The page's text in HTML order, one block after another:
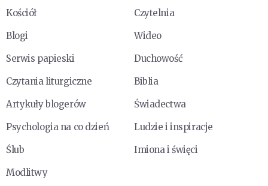
Kościół
Czytelnia
Blogi
Wideo
Serwis papieski
Duchowość
Czytania liturgiczne
Biblia
Artykuły blogerów
Świadectwa
Psychologia na co dzień
Ludzie i inspiracje
Ślub
Imiona i święci
Modlitwy